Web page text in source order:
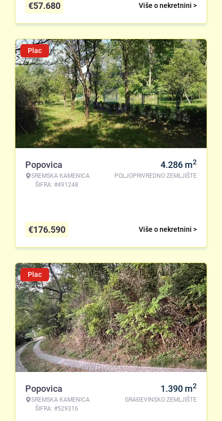
Više o nekretnini >
€57.680
Plac
Popovica
SREMSKA KAMENICA
ŠIFRA: #491248
4.286 m2
POLJOPRIVREDNO ZEMLJIŠTE
Više o nekretnini >
€176.590
Plac
Popovica
SREMSKA KAMENICA
ŠIFRA: #529316
1.390 m2
GRAĐEVINSKO ZEMLJIŠTE